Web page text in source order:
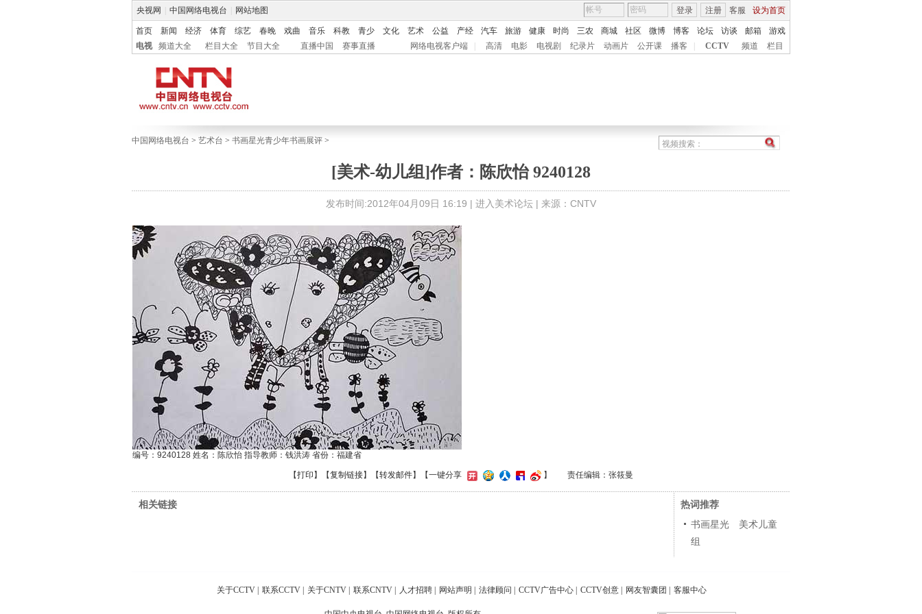
央视网 中国网络电视台 网站地图 客服 设为首页
登录 注册
首页 新闻 经济 体育 综艺 春晚 戏曲 音乐 科教 青少 文化 艺术 公益 产经 汽车 旅游 健康 时尚 三农 商城 社区 微博 博客 论坛 访谈 邮箱
游戏
电视
频道大全 栏目大全 节目大全 直播中国 赛事直播 网络电视客户端 高清 电影 电视剧 纪录片 动画片 公开课 播客 CCTV 频道 栏目
中国网络电视台 > 艺术台 > 书画星光青少年书画展评 >
[美术-幼儿组]作者：陈欣怡 9240128
发布时间:2012年04月09日 16:19 | 进入美术论坛 | 来源：CNTV
编号：9240128 姓名：陈欣怡 指导教师：钱洪涛 省份：福建省
【打印 】【复制链接】【转发邮件】 【一键分享 】 责任编辑：张筱曼
相关链接
热词推荐
书画星光 美术儿童
组
关于CCTV 联系CCTV 关于CNTV 联系CNTV 人才招聘 网站声明 法律顾问 CCTV广告中心 CCTV创意 网友智囊团 客服中心